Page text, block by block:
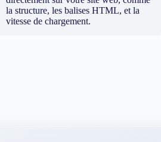
la structure, les balises HTML, et la
vitesse de chargement.